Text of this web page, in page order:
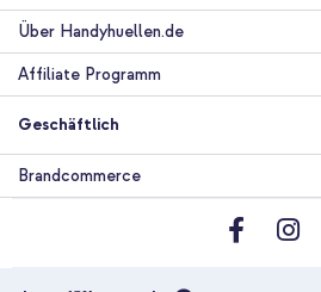
Über Handyhuellen.de
Affiliate Programm
Geschäftlich
Brandcommerce